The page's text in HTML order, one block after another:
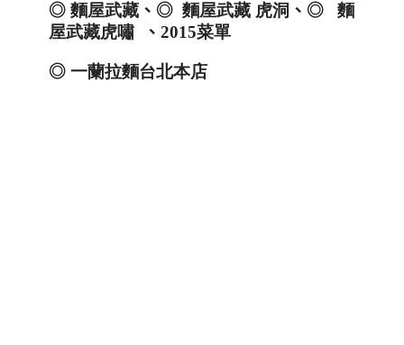
◎ 麵屋武藏 、◎ 麵屋武藏 虎洞 、◎
麵
屋武藏虎嘯
、 2015菜單
◎ 一蘭拉麵台北本店